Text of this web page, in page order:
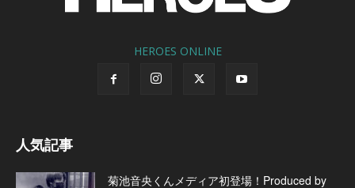
HEROES ONLINE
人気記事
菊池音央くんメディア初登場！Produced by